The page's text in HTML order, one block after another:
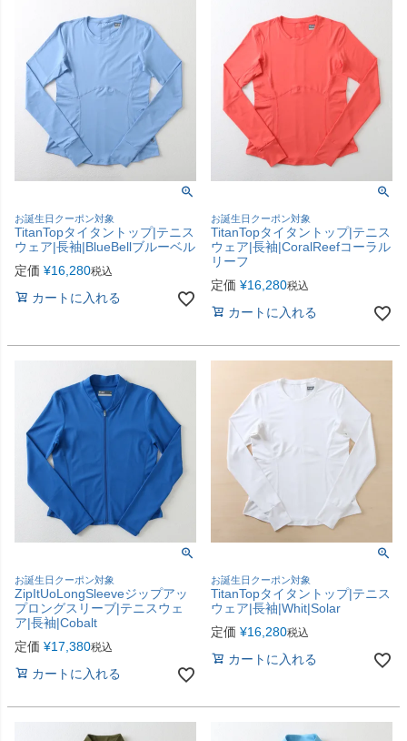
お誕生日クーポン対象
TitanTopタイタントップ|テニス
ウェア|長袖|BlueBellブルーベル
定価 ¥16,280税込
カートに入れる
お誕生日クーポン対象
TitanTopタイタントップ|テニス
ウェア|長袖|CoralReefコーラル
リーフ
定価 ¥16,280税込
カートに入れる
お誕生日クーポン対象
ZipItUoLongSleeveジップアッ
プロングスリーブ|テニスウェ
ア|長袖|Cobalt
定価 ¥17,380税込
カートに入れる
お誕生日クーポン対象
TitanTopタイタントップ|テニス
ウェア|長袖|Whit|Solar
定価 ¥16,280税込
カートに入れる